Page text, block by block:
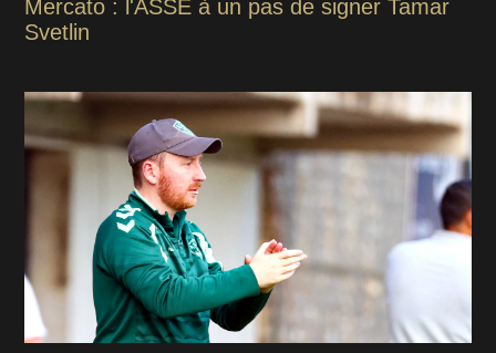
Mercato : l'ASSE à un pas de signer Tamar
Svetlin